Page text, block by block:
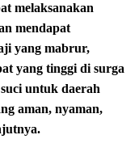
melaksanakan
mendapat
yang mabrur,
yang tinggi di surga
untuk daerah
aman, nyaman,